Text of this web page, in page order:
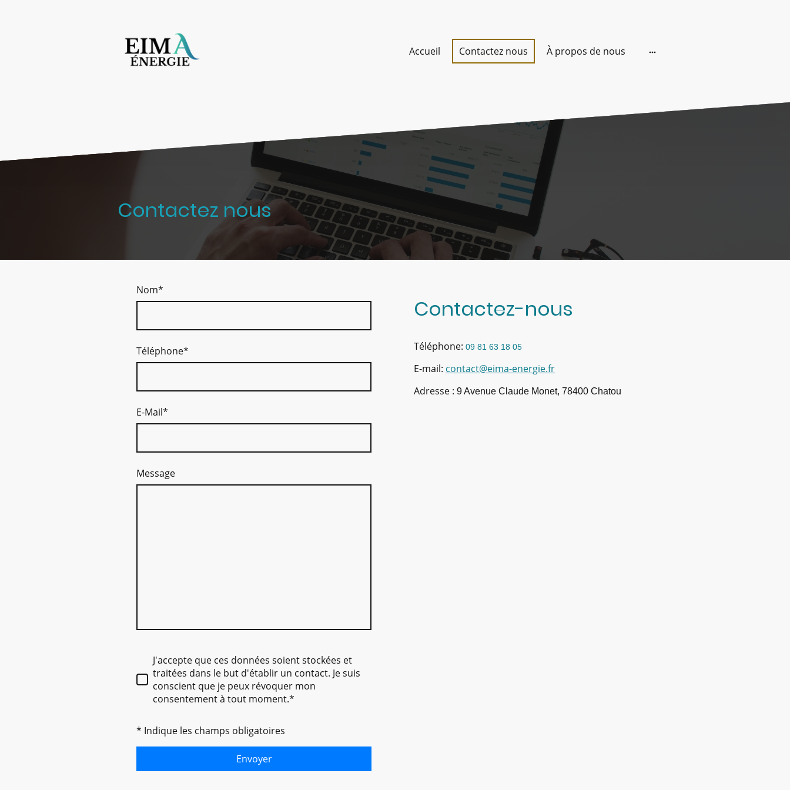
Accueil Contactez nous À propos de nous
Contactez nous
Nom*
Téléphone*
E-Mail*
Message
J'accepte que ces données soient stockées et
traitées dans le but d'établir un contact. Je suis
conscient que je peux révoquer mon
consentement à tout moment.*
* Indique les champs obligatoires
Envoyer
Contactez-nous
Téléphone: 09 81 63 18 05
E-mail: contact@eima-energie.fr
Adresse : 9 Avenue Claude Monet, 78400 Chatou